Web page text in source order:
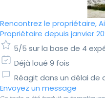
Rencontrez le propriétaire,
Propriétaire depuis janvier
5/5 sur la base de 4
Déjà loué 9 fois
Réagit dans un délai de
Envoyez un message